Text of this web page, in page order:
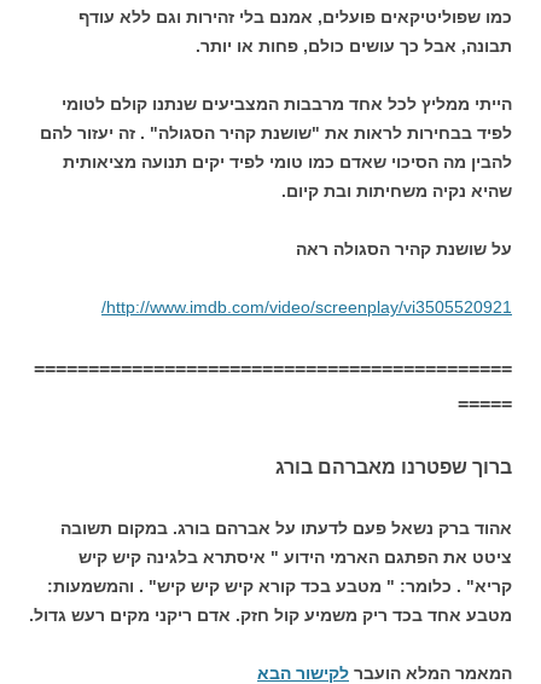
כמו שפוליטיקאים פועלים, אמנם בלי זהירות וגם ללא עודף
תבונה, אבל כך עושים כולם, פחות או יותר.
הייתי ממליץ לכל אחד מרבבות המצביעים שנתנו קולם לטומי
לפיד בבחירות לראות את "שושנת קהיר הסגולה" . זה יעזור להם
להבין מה הסיכוי שאדם כמו טומי לפיד יקים תנועה מציאותית
שהיא נקיה משחיתות ובת קיום.
על שושנת קהיר הסגולה ראה
http://www.imdb.com/video/screenplay/vi3505520921/
============================================
=====
ברוך שפטרנו מאברהם בורג
אהוד ברק נשאל פעם לדעתו על אברהם בורג. במקום תשובה
ציטט את הפתגם הארמי הידוע " איסתרא בלגינה קיש קיש
קריא" . כלומר: " מטבע בכד קורא קיש קיש קיש" . והמשמעות:
מטבע אחד בכד ריק משמיע קול חזק. אדם ריקני מקים רעש גדול.
המאמר המלא הועבר לקישור הבא